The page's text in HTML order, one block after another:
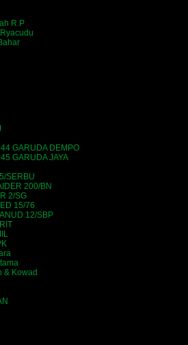
R.P
GARUDA DEMPO
GARUDA JAYA
SERBU
200/BN
2/SG
15/76
12/SBP
& Kowad